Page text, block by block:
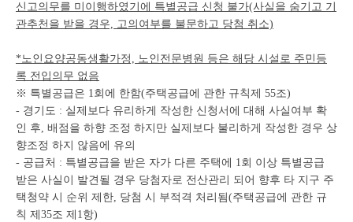
신고의무를 미이행하였기에 특별공급 신청 불가(사실을 숨기고 기
관추천을 받을 경우, 고의여부를 불문하고 당첨 취소)
*노인요양공동생활가정, 노인전문병원 등은 해당 시설로 주민등
록 전입의무 없음
※ 특별공급은 1회에 한함(주택공급에 관한 규칙제 55조)
- 경기도 : 실제보다 유리하게 작성한 신청서에 대해 사실여부 확
인 후, 배점을 하향 조정 하지만 실제보다 불리하게 작성한 경우 상
향조정 하지 않음에 유의
- 공급처 : 특별공급을 받은 자가 다른 주택에 1회 이상 특별공급
받은 사실이 발견될 경우 당첨자로 전산관리 되어 향후 타 지구 주
택청약 시 순위 제한, 당첨 시 부적격 처리됨(주택공급에 관한 규
칙 제35조 제1항)